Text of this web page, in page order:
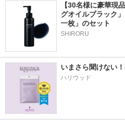
【30名様に豪華現
グオイルブラック
一枚」のセット
SHIRORU
いまさら聞けない
ハリウッド